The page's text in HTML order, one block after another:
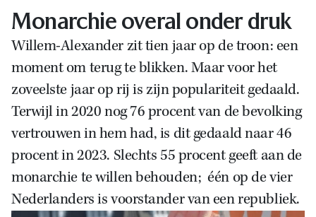
Monarchie overal onder druk
Willem-Alexander zit tien jaar op de troon: een
moment om terug te blikken. Maar voor het
zoveelste jaar op rij is zijn populariteit gedaald.
Terwijl in 2020 nog 76 procent van de bevolking
vertrouwen in hem had, is dit gedaald naar 46
procent in 2023. Slechts 55 procent geeft aan de
monarchie te willen behouden; één op de vier
Nederlanders is voorstander van een republiek.